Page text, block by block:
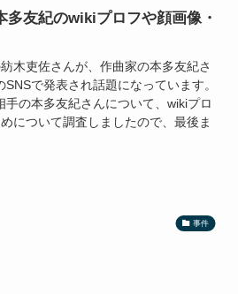
多友紀のwikiプロフや顔画像・
木吏佐さんが、作曲家の本多友紀さ
で発表され話題になっています。
の本多友紀さんについて、wikiプロ
について調査しましたので、最後ま
事件